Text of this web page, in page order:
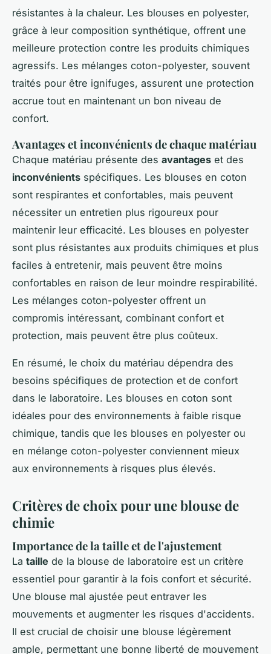
résistantes à la chaleur. Les blouses en polyester,
grâce à leur composition synthétique, offrent une
meilleure protection contre les produits chimiques
agressifs. Les mélanges coton-polyester, souvent
traités pour être ignifuges, assurent une protection
accrue tout en maintenant un bon niveau de
confort.
Avantages et inconvénients de chaque matériau
Chaque matériau présente des avantages et des
inconvénients spécifiques. Les blouses en coton
sont respirantes et confortables, mais peuvent
nécessiter un entretien plus rigoureux pour
maintenir leur efficacité. Les blouses en polyester
sont plus résistantes aux produits chimiques et plus
faciles à entretenir, mais peuvent être moins
confortables en raison de leur moindre respirabilité.
Les mélanges coton-polyester offrent un
compromis intéressant, combinant confort et
protection, mais peuvent être plus coûteux.
En résumé, le choix du matériau dépendra des
besoins spécifiques de protection et de confort
dans le laboratoire. Les blouses en coton sont
idéales pour des environnements à faible risque
chimique, tandis que les blouses en polyester ou
en mélange coton-polyester conviennent mieux
aux environnements à risques plus élevés.
Critères de choix pour une blouse de
chimie
Importance de la taille et de l'ajustement
La taille de la blouse de laboratoire est un critère
essentiel pour garantir à la fois confort et sécurité.
Une blouse mal ajustée peut entraver les
mouvements et augmenter les risques d'accidents.
Il est crucial de choisir une blouse légèrement
ample, permettant une bonne liberté de mouvement